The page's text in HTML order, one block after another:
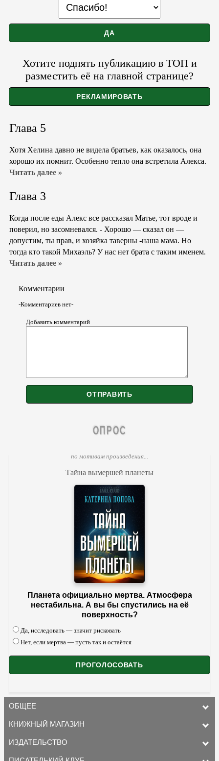
Хотите поднять публикацию в ТОП и
разместить её на главной странице?
Глава 5
Хотя Хелина давно не видела братьев, как оказалось, она
хорошо их помнит. Особенно тепло она встретила Алекса.
Читать далее »
Глава 3
Когда после еды Алекс все рассказал Матье, тот вроде и
поверил, но засомневался. - Хорошо — сказал он —
допустим, ты прав, и хозяйка таверны -наша мама. Но
тогда кто такой Михаэль? У нас нет брата с таким именем.
Читать далее »
Комментарии
-Комментариев нет-
Добавить комментарий
ОПРОС
по мотивам произведения...
Тайна вымершей планеты
Планета официально мертва. Атмосфера
нестабильна. А вы бы спустились на её
поверхность?
Да, исследовать — значит рисковать
Нет, если мертва — пусть так и остаётся
ОБЩЕЕ
КНИЖНЫЙ МАГАЗИН
ИЗДАТЕЛЬСТВО